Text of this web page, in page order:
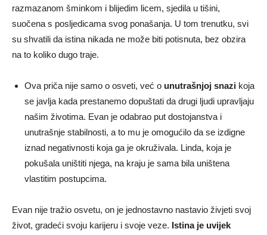
razmazanom šminkom i blijedim licem, sjedila u tišini,
suočena s posljedicama svog ponašanja. U tom trenutku, svi
su shvatili da istina nikada ne može biti potisnuta, bez obzira
na to koliko dugo traje.
Ova priča nije samo o osveti, već o unutrašnjoj snazi koja
se javlja kada prestanemo dopuštati da drugi ljudi upravljaju
našim životima. Evan je odabrao put dostojanstva i
unutrašnje stabilnosti, a to mu je omogućilo da se izdigne
iznad negativnosti koja ga je okruživala. Linda, koja je
pokušala uništiti njega, na kraju je sama bila uništena
vlastitim postupcima.
Evan nije tražio osvetu, on je jednostavno nastavio živjeti svoj
život, gradeći svoju karijeru i svoje veze. Istina je uvijek